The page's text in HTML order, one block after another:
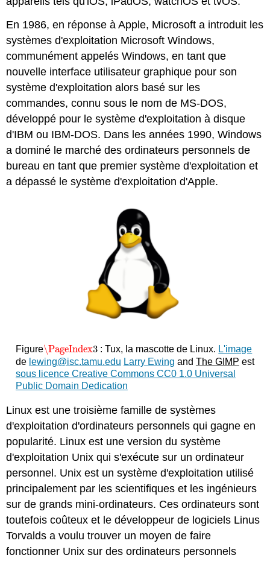
En 1986, en réponse à Apple, Microsoft a introduit les
systèmes d'exploitation Microsoft Windows,
communément appelés Windows, en tant que
nouvelle interface utilisateur graphique pour son
système d'exploitation alors basé sur les
commandes, connu sous le nom de MS-DOS,
développé pour le système d'exploitation à disque
d'IBM ou IBM-DOS. Dans les années 1990, Windows
a dominé le marché des ordinateurs personnels de
bureau en tant que premier système d'exploitation et
a dépassé le système d'exploitation d'Apple.
Figure\PageIndex3
\PageIndex3 : Tux, la mascotte de Linux. L'image
de lewing@isc.tamu.edu Larry Ewing and The GIMP est
sous licence Creative Commons CC0 1.0 Universal
Public Domain Dedication
Linux est une troisième famille de systèmes
d'exploitation d'ordinateurs personnels qui gagne en
popularité. Linux est une version du système
d'exploitation Unix qui s'exécute sur un ordinateur
personnel. Unix est un système d'exploitation utilisé
principalement par les scientifiques et les ingénieurs
sur de grands mini-ordinateurs. Ces ordinateurs sont
toutefois coûteux et le développeur de logiciels Linus
Torvalds a voulu trouver un moyen de faire
fonctionner Unix sur des ordinateurs personnels